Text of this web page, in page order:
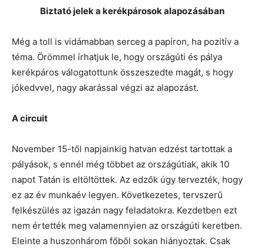
Biztató jelek a kerékpárosok alapozásában
Még a toll is vidámabban serceg a papíron, ha pozitív a
téma. Örömmel írhatjuk le, hogy országúti és pálya
kerékpáros válogatottunk összeszedte magát, s hogy
jókedvvel, nagy akarással végzi az alapozást.
A circuit
November 15-től napjainkig hatvan edzést tartottak a
pályások, s ennél még többet az országútiak, akik 10
napot Tatán is eltöltöttek. Az edzők úgy tervezték, hogy
ez az év munkaév legyen. Következetes, tervszerű
felkészülés az igazán nagy feladatokra. Kezdetben ezt
nem értették meg valamennyien az országúti keretben.
Eleinte a huszonhárom főből sokan hiányoztak. Csak